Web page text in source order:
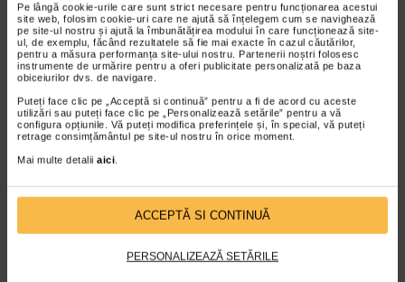
Pe lângă cookie-urile care sunt strict necesare pentru funcționarea acestui
site web, folosim cookie-uri care ne ajută să înțelegem cum se navighează
pe site-ul nostru și ajută la îmbunătățirea modului în care funcționează site-
ul, de exemplu, făcând rezultatele să fie mai exacte în cazul căutărilor,
pentru a măsura performanța site-ului nostru. Partenerii noștri folosesc
instrumente de urmărire pentru a oferi publicitate personalizată pe baza
obiceiurilor dvs. de navigare.
Puteți face clic pe „Acceptă si continuă” pentru a fi de acord cu aceste
utilizări sau puteți face clic pe „Personalizează setările” pentru a vă
configura opțiunile. Vă puteți modifica preferințele și, în special, vă puteți
retrage consimțământul pe site-ul nostru în orice moment.
Mai multe detalii aici.
ACCEPTĂ SI CONTINUĂ
PERSONALIZEAZĂ SETĂRILE
Ozempic 0.5 mg, 3 stilouri
injectoare (pen-uri)…
Ozempic este un medicament care
contine substanta activa
semaglutida care ajuta…
Vita-Stelute, 60 jeleuri,
NATURALIS
Naturalis Vita-Stelute jeleuri este
un supliment alimentar vegan, sub
forma de jeleuri cu aroma…
CELE MAI RECENTE ARTICOLE